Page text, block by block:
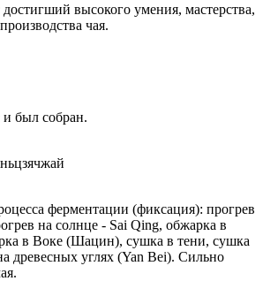
высокого умения, мастерства,
чая.
был собран.
ферментации (фиксация): прогрев
на солнце - Sai Qing, обжарка в
в Воке (Шацин), сушка в тени, сушка
древесных углях (Yan Bei). Сильно